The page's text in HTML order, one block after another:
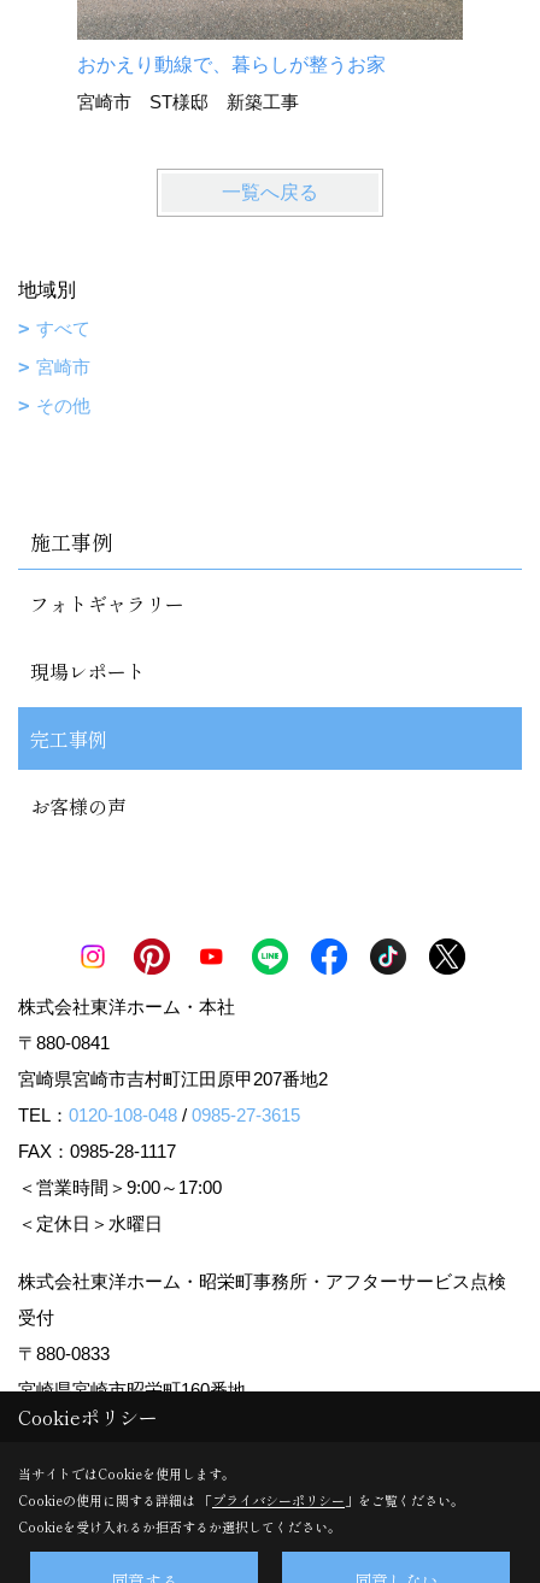
おかえり動線で、暮らしが整うお家
宮崎市 ST様邸 新築工事
一覧へ戻る
地域別
すべて
宮崎市
その他
施工事例
フォトギャラリー
現場レポート
完工事例
お客様の声
株式会社東洋ホーム・本社
〒880-0841
宮崎県宮崎市吉村町江田原甲207番地2
TEL： 0120-108-048 / 0985-27-3615
FAX：0985-28-1117
＜営業時間＞9:00～17:00
＜定休日＞水曜日
株式会社東洋ホーム・昭栄町事務所・アフターサービス点検
受付
〒880-0833
宮崎県宮崎市昭栄町160番地
TEL：0985-28-0355
＜営業時間＞9:00～17:00
＜定休日＞水曜日
Cookieポリシー
当サイトではCookieを使用します。
Cookieの使用に関する詳細は 「プライバシーポリシー 」をご覧ください。
Cookieを受け入れるか拒否するか選択してください。